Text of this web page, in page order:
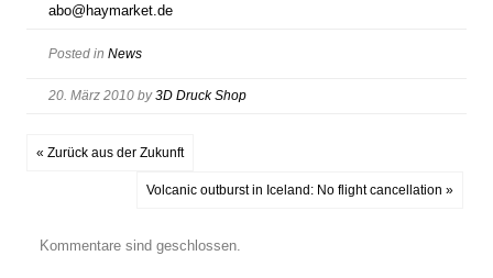
abo@haymarket.de
Posted in News
20. März 2010 by3D Druck Shop
« Zurück aus der Zukunft
Volcanic outburst in Iceland: No flight cancellation »
Kommentare sind geschlossen.